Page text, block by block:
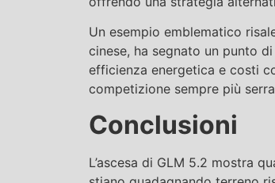
Un esempio emblematico
cinese, ha segnato un punto
efficienza energetica e costi
competizione sempre più
Conclusioni
L’ascesa di GLM 5.2 mostra